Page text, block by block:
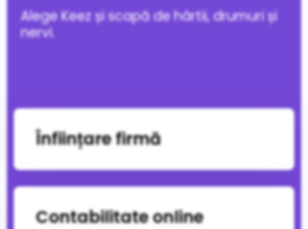
Alege Keez și scapă de hârtii, drumuri și
nervi.
Înființare firmă
Contabilitate online